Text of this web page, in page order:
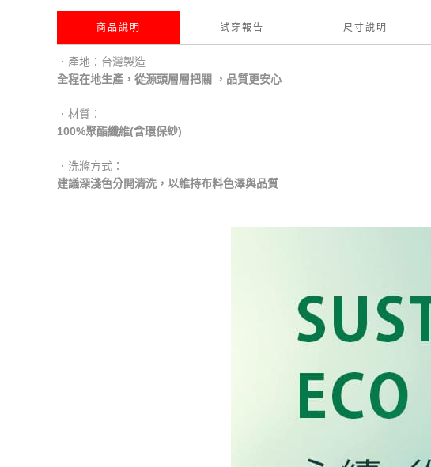
商品說明 試穿報告 尺寸說明
．產地：台灣製造
全程在地生產，從源頭層層把關 ，品質更安心
．材質：
100%聚酯纖維(含環保紗)
．洗滌方式：
建議深淺色分開清洗，以維持布料色澤與品質